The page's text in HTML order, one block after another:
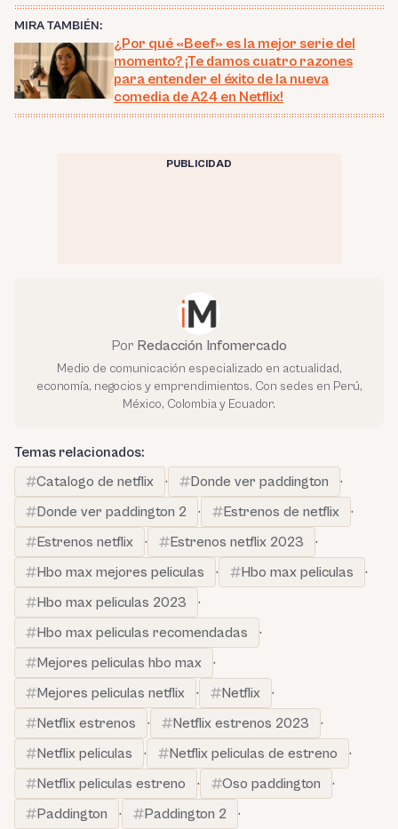
MIRA TAMBIÉN:
¿Por qué «Beef» es la mejor serie del
momento? ¡Te damos cuatro razones
para entender el éxito de la nueva
comedia de A24 en Netflix!
PUBLICIDAD
Por Redacción Infomercado
Medio de comunicación especializado en actualidad,
economía, negocios y emprendimientos. Con sedes en Perú,
México, Colombia y Ecuador.
Temas relacionados:
Catalogo de netflix
· Donde ver paddington
·
Donde ver paddington 2
· Estrenos de netflix
·
Estrenos netflix
· Estrenos netflix 2023
·
Hbo max mejores peliculas
· Hbo max peliculas
·
Hbo max peliculas 2023
·
Hbo max peliculas recomendadas
·
Mejores peliculas hbo max
·
Mejores peliculas netflix
· Netflix
·
Netflix estrenos
· Netflix estrenos 2023
·
Netflix peliculas
· Netflix peliculas de estreno
·
Netflix peliculas estreno
· Oso paddington
·
Paddington
· Paddington 2 ·